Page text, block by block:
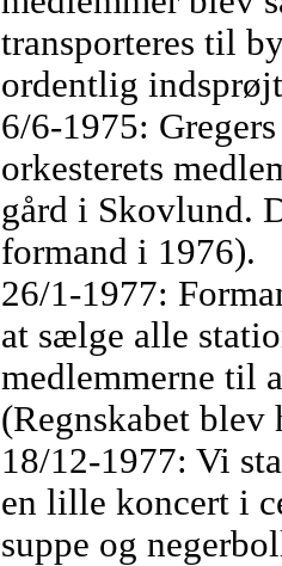
transporteres til
ordentlig
6/6-1975:
orkesterets
gård i Skovlund.
formand i 1976).
26/1-1977:
at sælge alle
medlemmerne til
(Regnskabet blev
18/12-1977: Vi
en lille koncert i
suppe og